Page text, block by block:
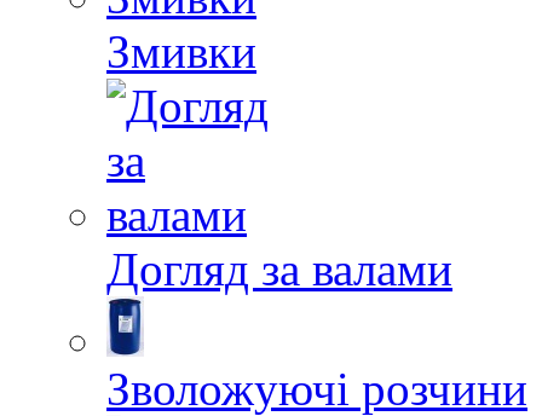
Змивки
Догляд за валами
Зволожуючі розчини